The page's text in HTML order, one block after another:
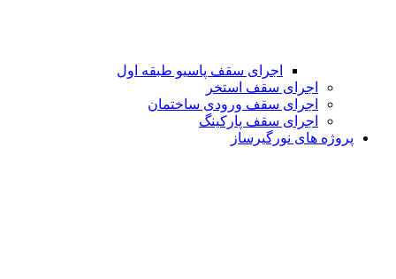
اجرای سقف پاسیو طبقه اول
اجرای سقف استخر
اجرای سقف ورودی ساختمان
اجرای سقف پارکینگ
پروژه های نورگیرساز